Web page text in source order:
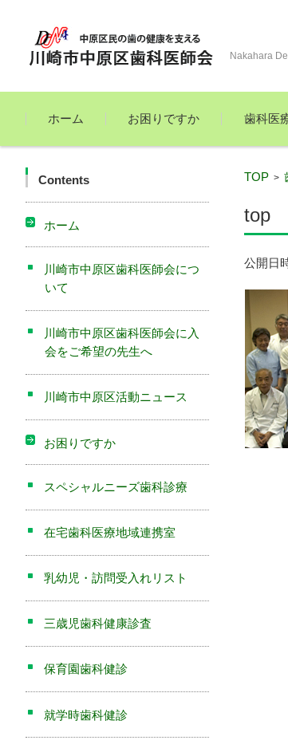
Nakahara
コンテンツに移動
ホーム
お困りですか 歯科医
TOP >
top
公開日
Contents
ホーム
川崎市中原区歯科医師会につ
いて
川崎市中原区歯科医師会に入
会をご希望の先生へ
川崎市中原区活動ニュース
お困りですか
スペシャルニーズ歯科診療
在宅歯科医療地域連携室
乳幼児・訪問受入れリスト
三歳児歯科健康診査
保育園歯科健診
就学時歯科健診